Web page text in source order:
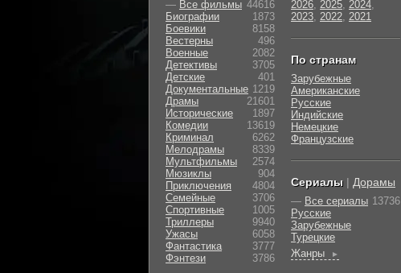
— Все фильмы 44616
Биографии
1873
Боевики
8158
Вестерны
496
Военные
2082
Детективы
3705
Детские
401
Документальные 1219
Драмы
21601
Исторические
1897
Комедии
13619
Криминал
6262
Мелодрамы
8339
Мультфильмы
2574
Мюзиклы
904
Приключения
4804
Семейные
3706
Cпортивные
1005
Триллеры
9940
Ужасы
6058
Фантастика
3777
Фэнтези
3786
2026, 2025, 2024,
2023, 2022, 2021
По странам
Зарубежные
Американские
Русские
Индийские
Немецкие
Французские
Сериалы | Дорамы
— Все сериалы 13736
Русские
Зарубежные
Турецкие
Жанры
►